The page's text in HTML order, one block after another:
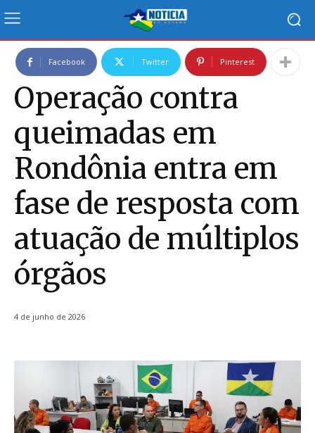
Facebook Twitter Pinterest
Operação contra
queimadas em
Rondônia entra em
fase de resposta com
atuação de múltiplos
órgãos
4 de junho de 2026